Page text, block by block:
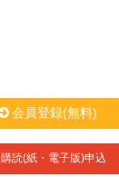
会員登録(無料)
購読(紙・電子版)申込